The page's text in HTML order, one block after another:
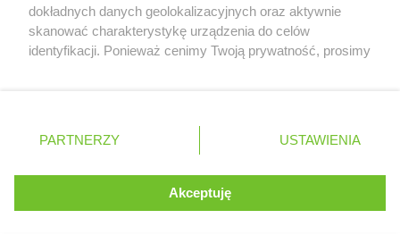
cookies. Są to pliki instalowane w urządzeniach
końcowych osób korzystających z serwisu, w celu
administrowania serwisem, poprawy jakości
Dowiedz się więcej o naszej polityce
ROZUMIEM
dokładnych danych geolokalizacyjnych oraz aktywnie
skanować charakterystykę urządzenia do celów
identyfikacji. Ponieważ cenimy Twoją prywatność, prosimy
prywatności znajdujący się w lewym dolnym rogu strony
. Niektóre rodzaje przetwarzania danych nie wymagają
takiemu przetwarzaniu. Preferencje będą miały
zastosowania tylko na tej witrynie.
PARTNERZY USTAWIENIA
Akceptuję